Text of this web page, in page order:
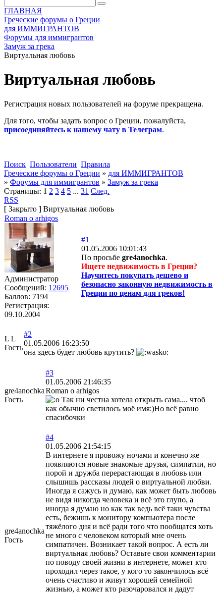
ГЛАВНАЯ
Греческие форумы о Греции
для ИММИГРАНТОВ
Форумы для иммигрантов
Замуж за грека
Виртуальная любовь
Виртуальная любовь
Регистрация новых пользователей на форуме прекращена.
Для того, чтобы задать вопрос о Греции, пожалуйста,
присоединяйтесь к нашему чату в Телеграм.
Поиск Пользователи Правила
Греческие форумы о Греции » для ИММИГРАНТОВ
» Форумы для иммигрантов » Замуж за грека
Страницы: 1 2 3 4 5 ... 31 След.
RSS
[ Закрыто ] Виртуальная любовь
Roman o arhigos
Администратор
Сообщений: 12695
Баллов: 7194
Регистрация:
09.10.2004
#1
01.05.2006 10:01:43
По просьбе gre4anochka.
Ищете недвижимость в Греции?
Научитесь покупать дешево и
безопасно законную недвижимость в
Греции по ценам для греков!
L L
Гость
#2
01.05.2006 16:23:50
она здесь будет любовь крутить?
gre4anochka
Гость
#3
01.05.2006 21:46:35
Roman o arhigos
Так ни честна хотела открыть сама.... чтоб
как обычно светилось моё имя:)Но всё равно
спасибочки
gre4anochka
Гость
#4
01.05.2006 21:54:15
В интернете я провожу ночами и конечно же
появляются новые знакомые друзья, симпатии, но
порой и дружба перерастающая в любовь или
слышишь рассказы людей о виртуальной любви.
Иногда я сажусь и думаю, как может быть любовь
не видя никогда человека и всё это глупо, а
иногда я думаю но как так ведь всё таки чувства
есть, бежишь к монитору компьютера после
тяжёлого дня и всё ради того что пообщатся хоть
не много с человеком который мне очень
симпатичен. Возникает такой вопрос. А есть ли
виртуальная любовь? Оставьте свои комментарии
по поводу своей жизни в интернете, может кто
проходил через такое, у кого то закончилось всё
очень счастиво и живут хорошей семейной
жизнью, а может кто разочаровался и дадут